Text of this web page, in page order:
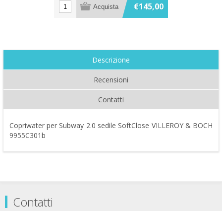
€145,00
Descrizione
Recensioni
Contatti
Copriwater per Subway 2.0 sedile SoftClose VILLEROY & BOCH
9955C301b
Contatti